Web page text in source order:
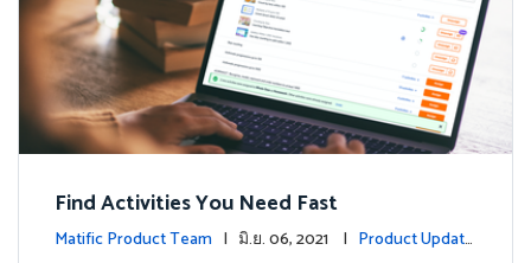
Find Activities You Need Fast
Matific Product Team | มิ.ย. 06, 2021 | Product Update